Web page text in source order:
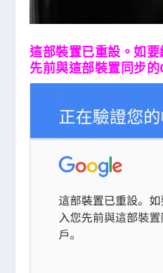
這部裝置已重設。如
先前與這部裝置同步